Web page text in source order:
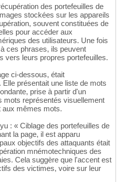
des portefeuilles de
stockées sur les appareils
souvent constituées de
pour accéder aux
des utilisateurs. Une fois
ces phrases, ils peuvent
vers leurs propres portefeuilles.
ci-dessous, était
présentait une liste de mots
prise à partir d'un
mots représentés visuellement
aux mêmes mots.
: « Ciblage des portefeuilles de
la page, il est apparu
objectifs des attaquants était
mnémotechniques des
Cela suggère que l'accent est
des victimes, voire sur leur